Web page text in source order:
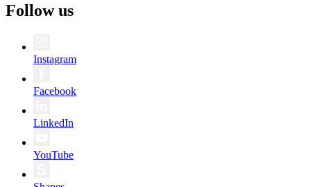
Follow us
Instagram
Facebook
LinkedIn
YouTube